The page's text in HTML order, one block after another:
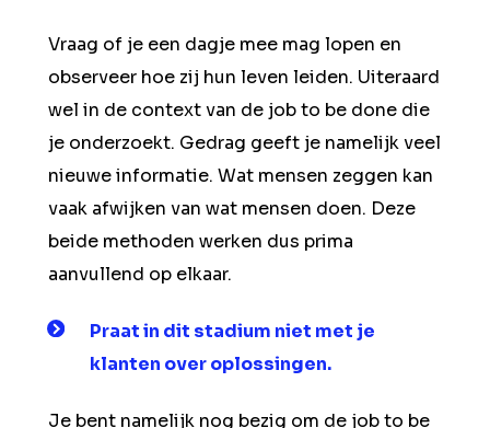
Vraag of je een dagje mee mag lopen en
observeer hoe zij hun leven leiden. Uiteraard
wel in de context van de job to be done die
je onderzoekt. Gedrag geeft je namelijk veel
nieuwe informatie. Wat mensen zeggen kan
vaak afwijken van wat mensen doen. Deze
beide methoden werken dus prima
aanvullend op elkaar.
Praat in dit stadium niet met je
klanten over oplossingen.
Je bent namelijk nog bezig om de job to be